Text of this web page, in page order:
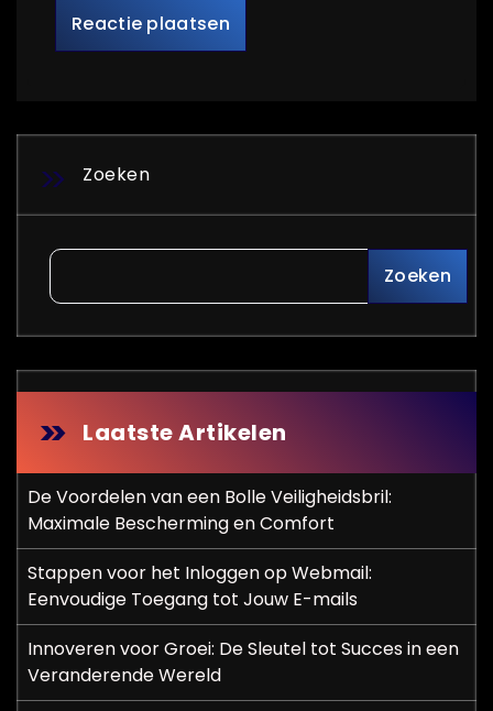
Zoeken
Zoeken
Laatste Artikelen
De Voordelen van een Bolle Veiligheidsbril:
Maximale Bescherming en Comfort
Stappen voor het Inloggen op Webmail:
Eenvoudige Toegang tot Jouw E-mails
Innoveren voor Groei: De Sleutel tot Succes in een
Veranderende Wereld